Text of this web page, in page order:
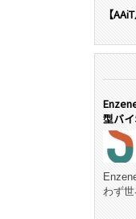
【
型バ
ト「
わず